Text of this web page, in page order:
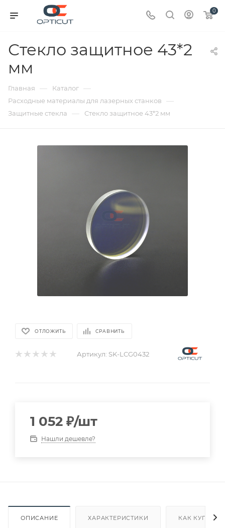
0
Стекло защитное 43*2
мм
Главная — Каталог —
Расходные материалы для лазерных станков —
Защитные стекла — Стекло защитное 43*2 мм
ОТЛОЖИТЬ СРАВНИТЬ
Артикул: SK-LCG0432
1 052 ₽/шт
Нашли дешевле?
ОПИСАНИЕ ХАРАКТЕРИСТИКИ КАК КУПИТЬ